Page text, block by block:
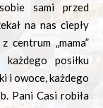
sami przed
na nas ciepły
„mama”
posiłku
i owoce, każdego
Pani Casi robiła